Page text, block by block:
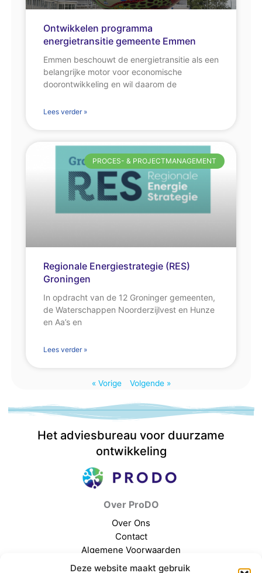
Deze website maakt gebruik
Ontwikkelen programma
energietransitie gemeente Emmen
Emmen beschouwt de energietransitie als een
belangrijke motor voor economische
doorontwikkeling en wil daarom de
Lees verder »
PROCES- & PROJECTMANAGEMENT
Regionale Energiestrategie (RES)
Groningen
In opdracht van de 12 Groninger gemeenten,
de Waterschappen Noorderzijlvest en Hunze
en Aa’s en
Lees verder »
« Vorige Volgende »
Het adviesbureau voor duurzame
ontwikkeling
Over ProDO
Over Ons
Contact
Algemene Voorwaarden